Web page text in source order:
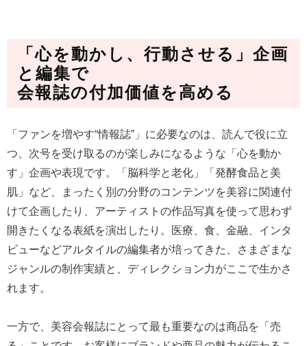
「心を動かし、行動させる」企画
と編集で
会報誌の付加価値を高める
「ファンを増やす“情報誌”」に必要なのは、読んで役に立
つ、次号を受け取るのが楽しみになるような「心を動か
す」企画や表現です。「脳科学と老化」「発酵食品と美
肌」など、まったく別の分野のコンテンツを美容に関連付
けて企画したり、アーティストの作品写真を使って思わず
開きたくなる表紙を演出したり。医療、食、金融、インタ
ビューなどアルタイルの編集者が培ってきた、さまざまな
ジャンルの制作実績と、ディレクション力がここで生かさ
れます。
一方で、美容会報誌にとって最も重要なのは商品を「売